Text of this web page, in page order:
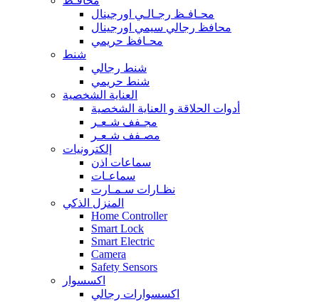
محـافـظ رجـالـي اورجينال
محافظ رجالي سيمي اورجينال
محـافظ حريمي
شنط
شنط رجالي
شنط حريمي
العناية الشخصية
أدوات الحلاقة و العناية الشخصية
مجـفف شـعـر
مصـفف شـعـر
إلكترونيات
سماعات اذن
سماعـات
نظـارات سـمـارت
المنزل الذكي
Home Controller
Smart Lock
Smart Electric
Camera
Safety Sensors
اكسسوار
اكسسوارات رجالي